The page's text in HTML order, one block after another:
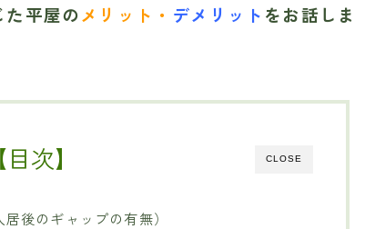
平屋のメリット・ デメリット をお話しま
CLOSE
【目次】
後のギャップの有無）